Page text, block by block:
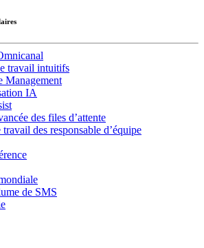
travail intuitifs
Management
IA
des files d’attente
travail des responsable d’équipe
de SMS